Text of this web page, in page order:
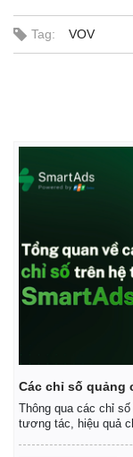
Tag: VOV
Các chỉ số quảng
Thông qua các chỉ
tương tác, hiệu quả